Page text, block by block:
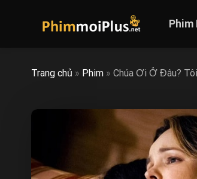
Trang chủ » Phim » Chúa Ơi Ở Đâu?